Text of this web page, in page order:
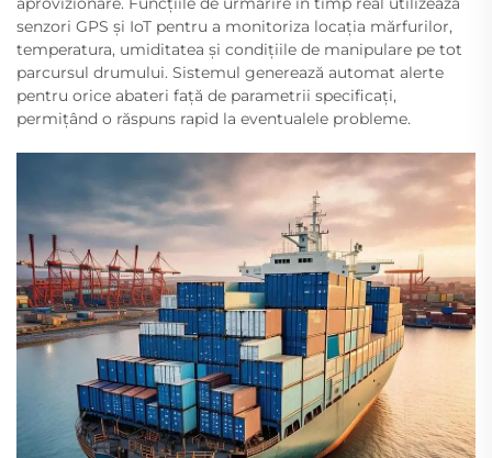
senzori GPS și IoT pentru a monitoriza locația mărfurilor,
temperatura, umiditatea și condițiile de manipulare pe tot
parcursul drumului. Sistemul generează automat alerte
pentru orice abateri față de parametrii specificați,
permițând o răspuns rapid la eventualele probleme.